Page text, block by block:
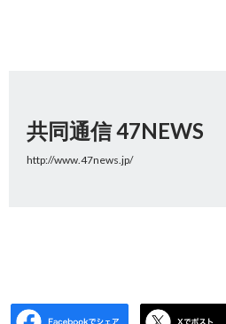
共同通信 47NEWS
http://www.47news.jp/